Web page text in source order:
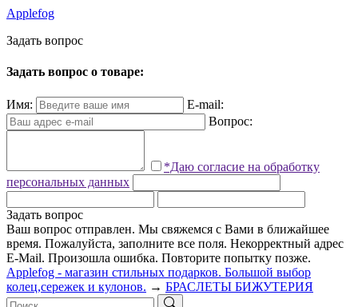
Applefog
Задать вопрос
Задать вопрос о товаре:
Имя:
E-mail:
Вопрос:
*Даю согласие на обработку
персональных данных
Задать вопрос
Ваш вопрос отправлен. Мы свяжемся с Вами в ближайшее
время. Пожалуйста, заполните все поля. Некорректный адрес
E-Mail. Произошла ошибка. Повторите попытку позже.
Applefog - магазин стильных подарков. Большой выбор
колец,сережек и кулонов. → БРАСЛЕТЫ БИЖУТЕРИЯ